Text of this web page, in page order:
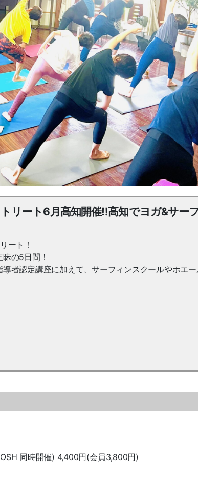
リート6月高知開催‼︎高知でヨガ&サー
ート！
の5日間！
者認定講座に加えて、サーフィンスクールやホエー
同時開催) 4,400円(会員3,800円)